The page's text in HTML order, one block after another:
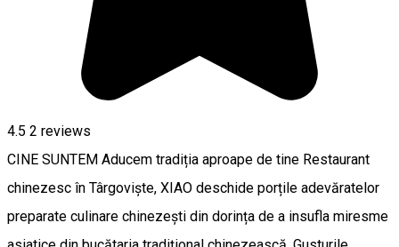
4.5 2 reviews
CINE SUNTEM Aducem tradiția aproape de tine Restaurant
chinezesc în Târgoviște, XIAO deschide porțile adevăratelor
preparate culinare chinezești din dorința de a insufla miresme